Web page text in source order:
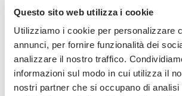
Questo sito web utilizza i cookie
Utilizziamo i cookie per personalizzare
annunci, per fornire funzionalità dei
analizzare il nostro traffico.
informazioni sul modo in cui utilizza il
nostri partner che si occupano di analisi